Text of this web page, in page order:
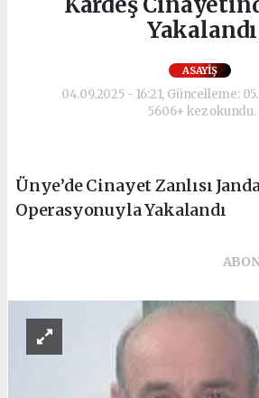
Yakalandı
ASAYIŞ
04.09.2025 - 16:21, Güncelleme:
5606+ kez okundu.
Ünye’de Cinayet Zanlısı
Operasyonuyla Yakalandı